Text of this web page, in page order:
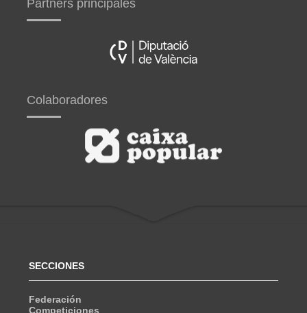
Partners principales
Colaboradores
SECCIONES
Federación
Competiciones